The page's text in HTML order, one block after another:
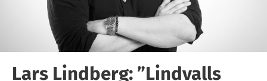
Lars Lindberg: ”Lindvalls